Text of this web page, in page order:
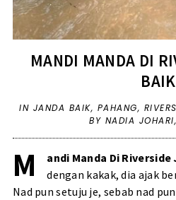
MANDI MANDA DI
BAIK
IN JANDA BAIK, PAHANG,
BY NADIA JOHARI,
M andi Manda Di Riverside
dengan kakak, dia ajak
Nad pun setuju je, sebab nad